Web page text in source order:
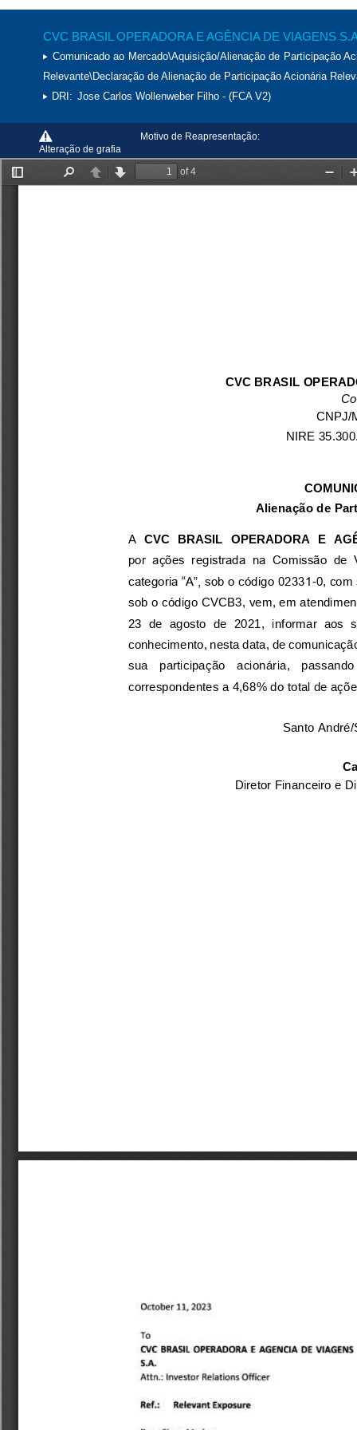
CVC BRASIL OPERADORA E AGÊNCIA DE VIAGENS
Comunicado ao Mercado\Aquisição/Alienação de Participação
Relevante\Declaração de Alienação de Participação Acionária
DRI: Jose Carlos Wollenweber Filho - (FCA V2)
Motivo de Reapresentação:
Alteração de grafia